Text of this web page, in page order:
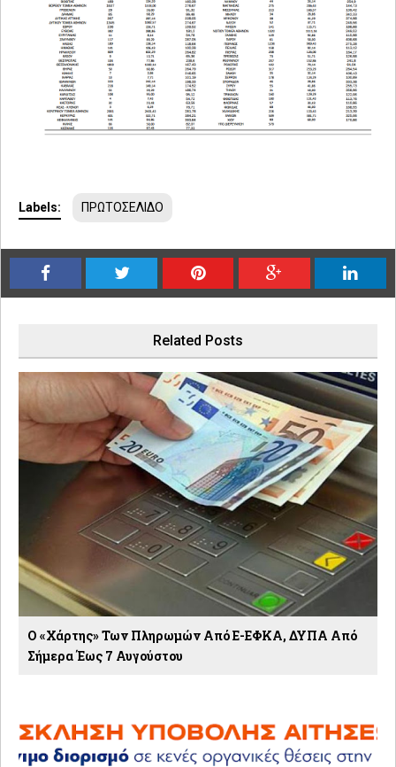
Labels: ΠΡΩΤΟΣΕΛΙΔΟ
Related Posts
Ο «χάρτης» Των Πληρωμών Από E-ΕΦΚΑ, ΔΥΠΑ Από
Σήμερα Έως 7 Αυγούστου